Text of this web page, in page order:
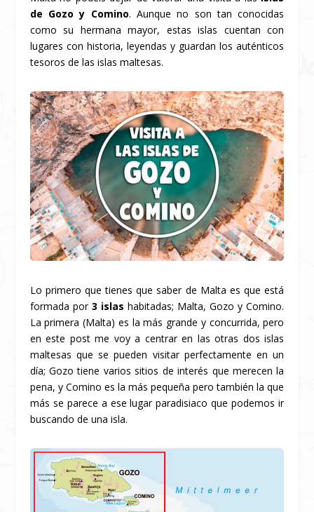
de Gozo y Comino. Aunque no son tan conocidas
como su hermana mayor, estas islas cuentan con
lugares con historia, leyendas y guardan los auténticos
tesoros de las islas maltesas.
Lo primero que tienes que saber de Malta es que está
formada por 3 islas habitadas; Malta, Gozo y Comino.
La primera (Malta) es la más grande y concurrida, pero
en este post me voy a centrar en las otras dos islas
maltesas que se pueden visitar perfectamente en un
día; Gozo tiene varios sitios de interés que merecen la
pena, y Comino es la más pequeña pero también la que
más se parece a ese lugar paradisiaco que podemos ir
buscando de una isla.